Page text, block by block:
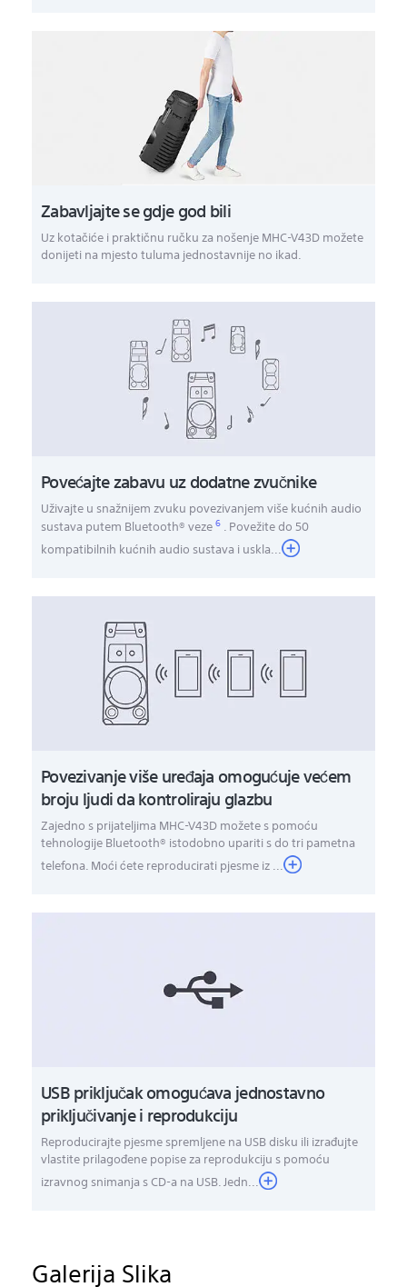
Zabavljajte se gdje god bili
Uz kotačiće i praktičnu ručku za nošenje MHC-V43D možete
donijeti na mjesto tuluma jednostavnije no ikad.
Povećajte zabavu uz dodatne zvučnike
Uživajte u snažnijem zvuku povezivanjem više kućnih audio
sustava putem Bluetooth® veze6. Povežite do 50
kompatibilnih kućnih audio sustava i uskla...
Povezivanje više uređaja omogućuje većem
broju ljudi da kontroliraju glazbu
Zajedno s prijateljima MHC-V43D možete s pomoću
tehnologije Bluetooth® istodobno upariti s do tri pametna
telefona. Moći ćete reproducirati pjesme iz ...
USB priključak omogućava jednostavno
priključivanje i reprodukciju
Reproducirajte pjesme spremljene na USB disku ili izrađujte
vlastite prilagođene popise za reprodukciju s pomoću
izravnog snimanja s CD-a na USB. Jedn...
Galerija Slika